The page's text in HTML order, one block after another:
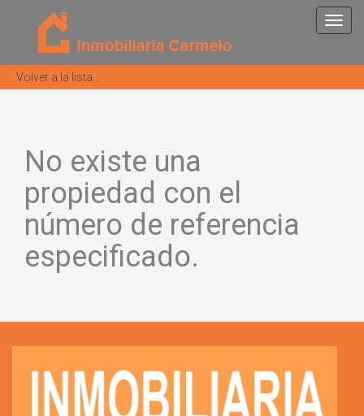
Volver a la lista...
No existe una
propiedad con el
número de referencia
especificado.